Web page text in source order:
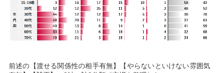
前述の【渡せる関係性の相手有無】【やらないといけない雰囲気